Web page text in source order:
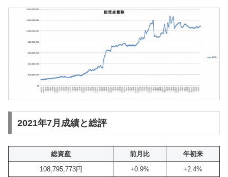
2021年7月成績と総評
総資産 前月比
年初来
108,795,773円
+0.9% +2.4%